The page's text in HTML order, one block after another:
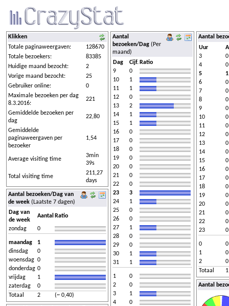
Klikken
Totale paginaweergaven:
128670
Totale bezoekers:
83385
Huidige maand bezocht:
2
Vorige maand bezocht:
25
Gebruiker online:
0
Maximale bezoeken per dag
8.3.2016:
221
Gemiddelde bezoeken per
dag
22,80
Gemiddelde
paginaweergaven per
bezoeker
1,54
Average visiting time
3min
39s
Total visiting time
211,27
days
Aantal bezoeken/Dag van
de week (Laatste 7 dagen)
Dag van
de week
Aantal Ratio
Totaal 2 (~ 0,40)
zondag 0
maandag
1
dinsdag
0
woensdag 0
donderdag 0
vrijdag
1
zaterdag
0
Aantal
bezoeken/Dag (Per
maand)
Dag
Cijf. Ratio
9
0
10
1
11
1
12
0
13
2
14
1
15
1
16
0
17
0
18
0
19
0
20
0
21
0
22
0
23
3
24
1
25
0
26
0
27
1
28
0
29
0
30
1
31
1
1
0
2
0
3
1
4
0
Aantal
Uur
Totaal 1
3
0
4
0
5
1
6
0
7
0
8
0
9
0
10
0
11
0
12
0
13
0
14
0
15
0
16
0
17
0
18
0
19
0
20
0
21
0
22
0
23
0
0
0
1
0
2
0
Aantal